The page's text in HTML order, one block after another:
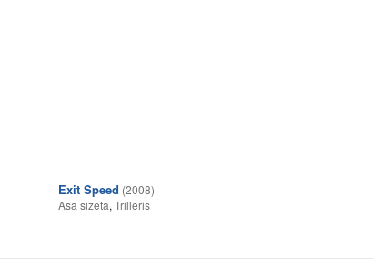
Exit Speed (2008)
Asa sižeta, Trilleris